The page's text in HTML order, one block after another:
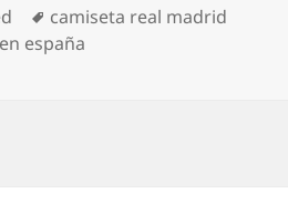
Etiquetas
camiseta real madrid
españa